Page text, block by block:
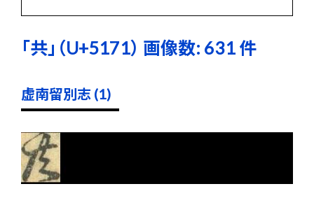
「共」（U+5171） 画像数: 631 件
虚南留別志 (1)